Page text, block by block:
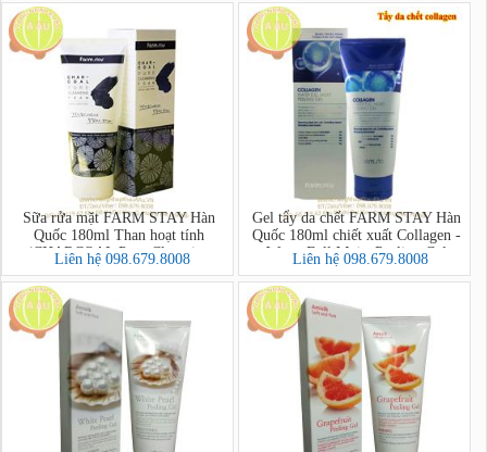
Sữa rửa mặt FARM STAY Hàn
Quốc 180ml Than hoạt tính
(CHARCOAL Pure Cleansing
Liên hệ 098.679.8008
Gel tẩy da chết FARM STAY Hàn
Quốc 180ml chiết xuất Collagen -
Water Full Moist Peeling Gel
Liên hệ 098.679.8008